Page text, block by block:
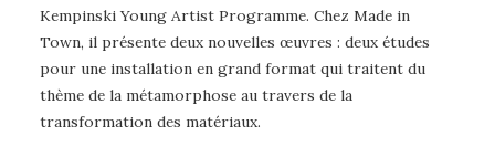
Kempinski Young Artist Programme. Chez Made in
Town, il présente deux nouvelles œuvres : deux études
pour une installation en grand format qui traitent du
thème de la métamorphose au travers de la
transformation des matériaux.